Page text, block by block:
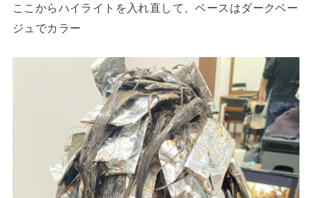
ここからハイライトを入れ直して、ベースはダークベー
ジュでカラー